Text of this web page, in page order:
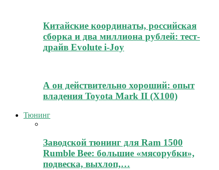
Китайские координаты, российская
сборка и два миллиона рублей: тест-
драйв Evolute i-Joy
А он действительно хороший: опыт
владения Toyota Mark II (Х100)
Тюнинг
Заводской тюнинг для Ram 1500
Rumble Bee: большие «мясорубки»,
подвеска, выхлоп,…